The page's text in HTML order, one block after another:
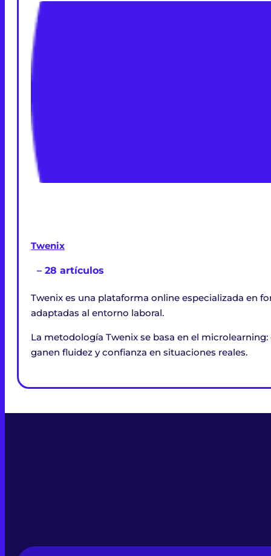
Twenix
– 28 artículos
Twenix es una plataforma online especializada en
adaptadas al entorno laboral.
La metodología Twenix se basa en el
ganen fluidez y confianza en situaciones reales.